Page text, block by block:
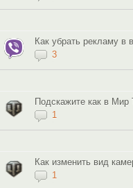
Как убрать рекламу в
3
Подскажите как в Мир
1
Как изменить вид
1